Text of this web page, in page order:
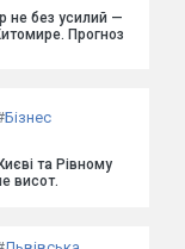
не без усилий —
Прогноз
Бізнес
та Рівному
висот.